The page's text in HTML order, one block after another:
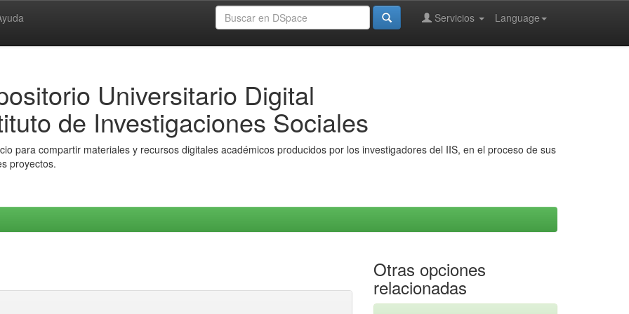
Language
Servicios
Universitario Digital
de Investigaciones Sociales
para compartir materiales y recursos digitales académicos producidos por los investigadores del IIS, en el proceso de sus
proyectos.
Otras opciones
relacionadas